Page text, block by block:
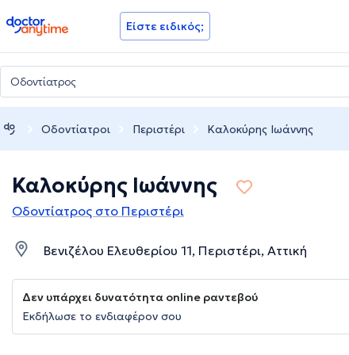
doctoranytime Είστε ειδικός;
Οδοντίατροι Περιστέρι Καλοκύρης Ιωάννης
Καλοκύρης Ιωάννης
Οδοντίατρος στο Περιστέρι
Βενιζέλου Ελευθερίου 11, Περιστέρι, Αττική
Δεν υπάρχει δυνατότητα online ραντεβού
Εκδήλωσε το ενδιαφέρον σου